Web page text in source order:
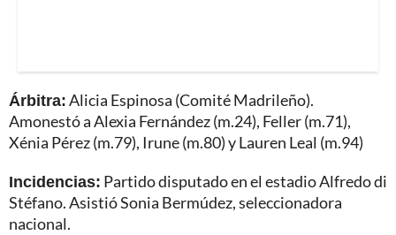
Árbitra:Alicia Espinosa (Comité Madrileño).
Amonestó a Alexia Fernández (m.24), Feller (m.71),
Xénia Pérez (m.79), Irune (m.80) y Lauren Leal (m.94)
Incidencias: Partido disputado en el estadio Alfredo di
Stéfano. Asistió Sonia Bermúdez, seleccionadora
nacional.